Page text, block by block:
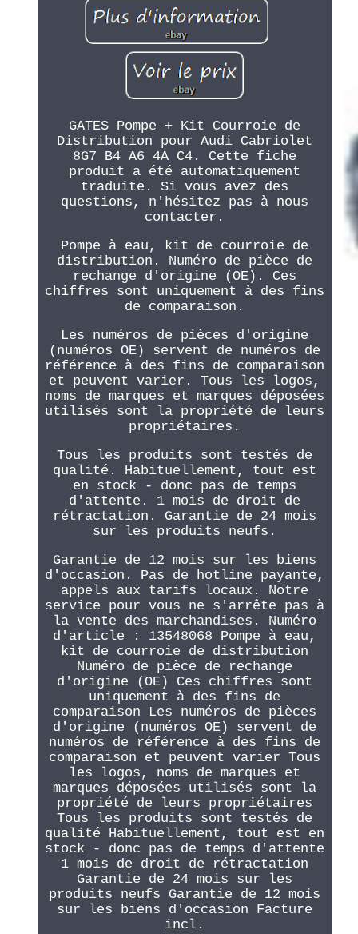
GATES Pompe + Kit Courroie de
Distribution pour Audi Cabriolet
8G7 B4 A6 4A C4. Cette fiche
produit a été automatiquement
traduite. Si vous avez des
questions, n'hésitez pas à nous
contacter.
Pompe à eau, kit de courroie de
distribution. Numéro de pièce de
rechange d'origine (OE). Ces
chiffres sont uniquement à des fins
de comparaison.
Les numéros de pièces d'origine
(numéros OE) servent de numéros de
référence à des fins de comparaison
et peuvent varier. Tous les logos,
noms de marques et marques déposées
utilisés sont la propriété de leurs
propriétaires.
Tous les produits sont testés de
qualité. Habituellement, tout est
en stock - donc pas de temps
d'attente. 1 mois de droit de
rétractation. Garantie de 24 mois
sur les produits neufs.
Garantie de 12 mois sur les biens
d'occasion. Pas de hotline payante,
appels aux tarifs locaux. Notre
service pour vous ne s'arrête pas à
la vente des marchandises. Numéro
d'article : 13548068 Pompe à eau,
kit de courroie de distribution
Numéro de pièce de rechange
d'origine (OE) Ces chiffres sont
uniquement à des fins de
comparaison Les numéros de pièces
d'origine (numéros OE) servent de
numéros de référence à des fins de
comparaison et peuvent varier Tous
les logos, noms de marques et
marques déposées utilisés sont la
propriété de leurs propriétaires
Tous les produits sont testés de
qualité Habituellement, tout est en
stock - donc pas de temps d'attente
1 mois de droit de rétractation
Garantie de 24 mois sur les
produits neufs Garantie de 12 mois
sur les biens d'occasion Facture
incl.